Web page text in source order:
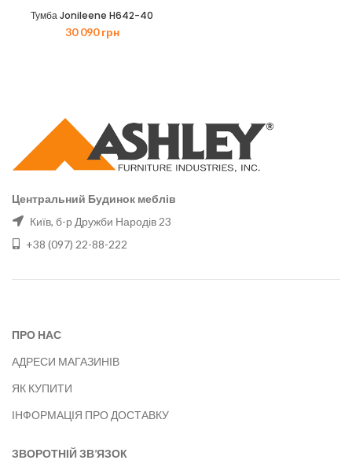
Тумба Jonileene H642-40
30 090грн
Центральний Будинок меблів
Київ, б-р Дружби Народів 23
+38 (097) 22-88-222
ПРО НАС
АДРЕСИ МАГАЗИНІВ
ЯК КУПИТИ
ІНФОРМАЦІЯ ПРО ДОСТАВКУ
ЗВОРОТНІЙ ЗВ’ЯЗОК